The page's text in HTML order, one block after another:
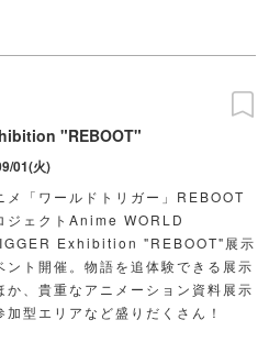
"REBOOT"
01(火)
メ「ワールドトリガー」REBOOT
ジェクトAnime WORLD
Exhibition "REBOOT"展示
ント開催。物語を追体験できる展示
か、貴重なアニメーション資料展示
加型エリアなど盛りだくさん！